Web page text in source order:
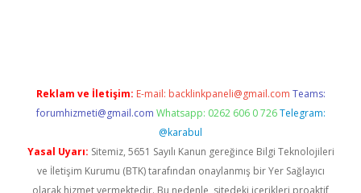
Reklam ve İletişim: E-mail: backlinkpaneli@gmail.com Teams:
forumhizmeti@gmail.com Whatsapp: 0262 606 0 726 Telegram:
@karabul
Yasal Uyarı: Sitemiz, 5651 Sayılı Kanun gereğince Bilgi Teknolojileri
ve İletişim Kurumu (BTK) tarafından onaylanmış bir Yer Sağlayıcı
olarak hizmet vermektedir. Bu nedenle, sitedeki içerikleri proaktif